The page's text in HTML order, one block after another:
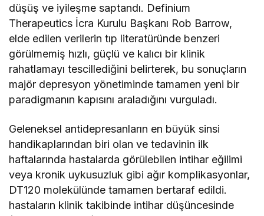
düşüş ve iyileşme saptandı. Definium
Therapeutics İcra Kurulu Başkanı Rob Barrow,
elde edilen verilerin tıp literatüründe benzeri
görülmemiş hızlı, güçlü ve kalıcı bir klinik
rahatlamayı tescillediğini belirterek, bu sonuçların
majör depresyon yönetiminde tamamen yeni bir
paradigmanın kapısını araladığını vurguladı.
Geleneksel antidepresanların en büyük sinsi
handikaplarından biri olan ve tedavinin ilk
haftalarında hastalarda görülebilen intihar eğilimi
veya kronik uykusuzluk gibi ağır komplikasyonlar,
DT120 molekülünde tamamen bertaraf edildi.
hastaların klinik takibinde intihar düşüncesinde